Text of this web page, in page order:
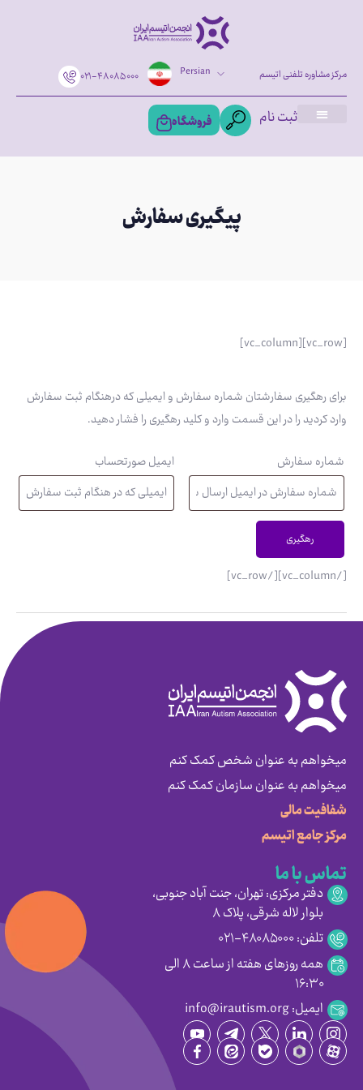
۰۲۱-۴۸۰۸۵۰۰۰ Persian مرکز مشاوره تلفنی اتیسم
ثبت نام فروشگاه
پیگیری سفارش
[vc_row][vc_column]
برای رهگیری سفارشتان شماره سفارش و ایمیلی که درهنگام ثبت سفارش
وارد کردید را در این قسمت وارد و کلید رهگیری را فشار دهید.
شماره سفارش ایمیل صورتحساب
رهگیری
[/vc_column][/vc_row]
میخواهم به عنوان شخص کمک کنم
میخواهم به عنوان سازمان کمک کنم
شفافیت مالی
مرکز جامع اتیسم
تماس با ما
دفتر مرکزی: تهران، جنت آباد جنوبی،
بلوار لاله شرقی، پلاک ۸
تلفن: ۴۸۰۸۵۰۰۰-۰۲۱
همه روزهای هفته از ساعت ۸ الی
۱۶:۳۰
ایمیل: info@irautism.org